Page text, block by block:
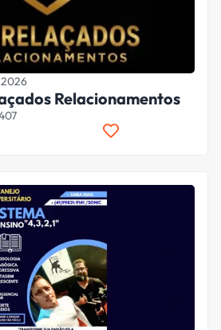
Relacionamentos